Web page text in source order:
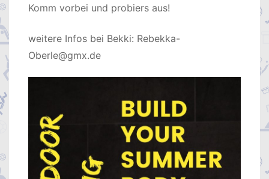
Komm vorbei und probiers aus!
weitere Infos bei Bekki: Rebekka-
Oberle@gmx.de